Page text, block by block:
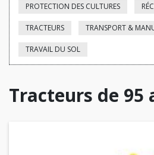
PROTECTION DES CULTURES
TRACTEURS TRANSPORT &
TRAVAIL DU SOL
Tracteurs de 95